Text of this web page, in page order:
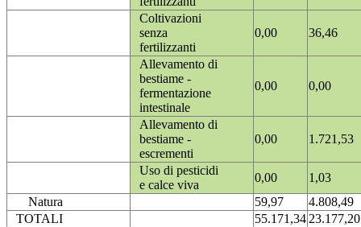
Coltivazioni
senza
fertilizzanti
0,00 36,46
Allevamento di
bestiame -
fermentazione
intestinale
0,00 0,00
Allevamento di
bestiame -
escrementi
0,00 1.721,53
Uso di pesticidi
e calce viva
0,00
1,03
Natura
59,97
4.808,49
TOTALI
55.171,3423.177,20